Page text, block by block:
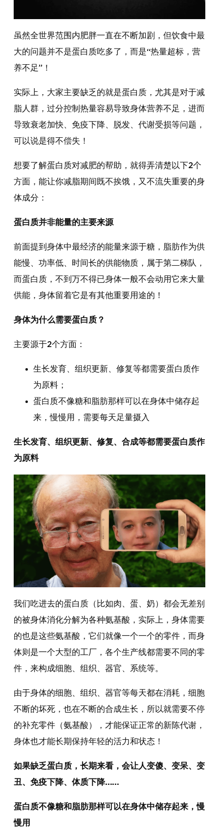
虽然全世界范围内肥胖一直在不断加剧，但饮食中最
大的问题并不是蛋白质吃多了，而是“热量超标，营
养不足”！
实际上，大家主要缺乏的就是蛋白质，尤其是对于减
脂人群，过分控制热量容易导致身体营养不足，进而
导致衰老加快、免疫下降、脱发、代谢受损等问题，
可以说是得不偿失！
想要了解蛋白质对减肥的帮助，就得弄清楚以下2个
方面，能让你减脂期间既不挨饿，又不流失重要的身
体成分：
蛋白质并非能量的主要来源
前面提到身体中最经济的能量来源于糖，脂肪作为供
能慢、功率低、时间长的供能物质，属于第二梯队，
而蛋白质，不到万不得已身体一般不会动用它来大量
供能，身体留着它是有其他重要用途的！
身体为什么需要蛋白质？
主要源于2个方面：
生长发育、组织更新、修复等都需要蛋白质作
为原料；
蛋白质不像糖和脂肪那样可以在身体中储存起
来，慢慢用，需要每天足量摄入
生长发育、组织更新、修复、合成等都需要蛋白质作
为原料
我们吃进去的蛋白质（比如肉、蛋、奶）都会无差别
的被身体消化分解为各种氨基酸，实际上，身体需要
的也是这些氨基酸，它们就像一个一个的零件，而身
体则是一个大型的工厂，各个生产线都需要不同的零
件，来构成细胞、组织、器官、系统等。
由于身体的细胞、组织、器官等每天都在消耗，细胞
不断的坏死，也在不断的合成生长，所以就需要不停
的补充零件（氨基酸），才能保证正常的新陈代谢，
身体也才能长期保持年轻的活力和状态！
如果缺乏蛋白质，长期来看，会让人变傻、变呆、变
丑、免疫下降、体质下降……
蛋白质不像糖和脂肪那样可以在身体中储存起来，慢
慢用